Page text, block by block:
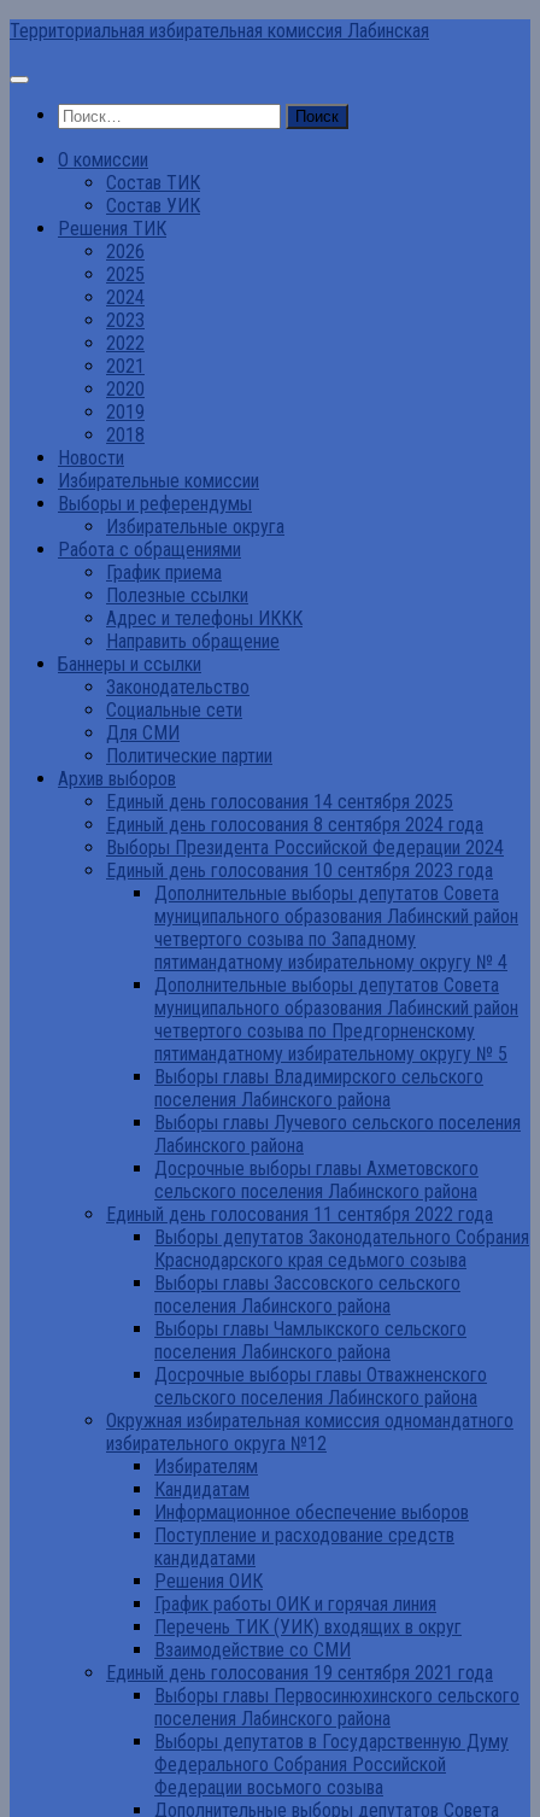
Перейти
содержимому
Территориальная избирательная комиссия Лабинская
Найти:
О комиссии
Состав ТИК
Состав УИК
Решения ТИК
2026
2025
2024
2023
2022
2021
2020
2019
2018
Новости
Избирательные комиссии
Выборы и референдумы
Избирательные округа
Работа с обращениями
График приема
Полезные ссылки
Адрес и телефоны ИККК
Направить обращение
Баннеры и ссылки
Законодательство
Социальные сети
Для СМИ
Политические партии
Архив выборов
Единый день голосования 14 сентября 2025
Единый день голосования 8 сентября 2024 года
Выборы Президента Российской Федерации 2024
Единый день голосования 10 сентября 2023 года
Дополнительные выборы депутатов Совета
муниципального образования Лабинский район
четвертого созыва по Западному
пятимандатному избирательному округу № 4
Дополнительные выборы депутатов Совета
муниципального образования Лабинский район
четвертого созыва по Предгорненскому
пятимандатному избирательному округу № 5
Выборы главы Владимирского сельского
поселения Лабинского района
Выборы главы Лучевого сельского поселения
Лабинского района
Досрочные выборы главы Ахметовского
сельского поселения Лабинского района
Единый день голосования 11 сентября 2022 года
Выборы депутатов Законодательного Собрания
Краснодарского края седьмого созыва
Выборы главы Зассовского сельского
поселения Лабинского района
Выборы главы Чамлыкского сельского
поселения Лабинского района
Досрочные выборы главы Отважненского
сельского поселения Лабинского района
Окружная избирательная комиссия одномандатного
избирательного округа №12
Избирателям
Кандидатам
Информационное обеспечение выборов
Поступление и расходование средств
кандидатами
Решения ОИК
График работы ОИК и горячая линия
Перечень ТИК (УИК) входящих в округ
Взаимодействие со СМИ
Единый день голосования 19 сентября 2021 года
Выборы главы Первосинюхинского сельского
поселения Лабинского района
Выборы депутатов в Государственную Думу
Федерального Собрания Российской
Федерации восьмого созыва
Дополнительные выборы депутатов Совета